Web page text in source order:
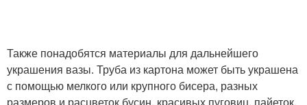
Также понадобятся материалы для дальнейшего
украшения вазы. Труба из картона может быть украшена
с помощью мелкого или крупного бисера, разных